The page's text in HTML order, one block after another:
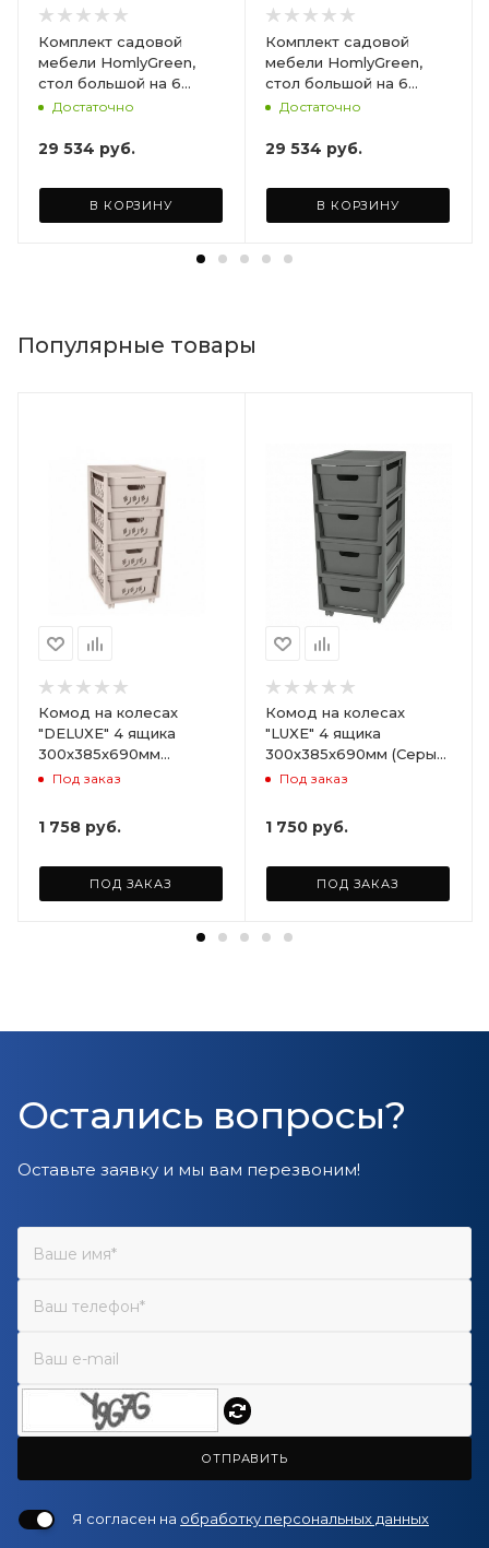
Комплект садовой
мебели HomlyGreen,
стол большой на 6
персон 153х79х70, 6
бордовыми подушками
Достаточно
29 534 руб.
В КОРЗИНУ
Комплект садовой
мебели HomlyGreen,
стол большой на 6
персон 153х79х70, 6
коричневыми
Достаточно
29 534 руб.
В КОРЗИНУ
Популярные товары
Комод на колесах
"DELUXE" 4 ящика
300х385х690мм
(Светло-бежевый)
Под заказ
1 758 руб.
ПОД ЗАКАЗ
Комод на колесах
"LUXE" 4 ящика
300х385х690мм (Серый)
ARD258086
Под заказ
1 750 руб.
ПОД ЗАКАЗ
Остались вопросы?
Оставьте заявку и мы вам перезвоним!
ОТПРАВИТЬ
Я согласен на обработку персональных данных